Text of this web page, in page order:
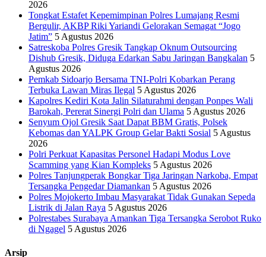
2026
Tongkat Estafet Kepemimpinan Polres Lumajang Resmi
Bergulir, AKBP Riki Yariandi Gelorakan Semagat “Jogo
Jatim” 5 Agustus 2026
Satreskoba Polres Gresik Tangkap Oknum Outsourcing
Dishub Gresik, Diduga Edarkan Sabu Jaringan Bangkalan 5
Agustus 2026
Pemkab Sidoarjo Bersama TNI-Polri Kobarkan Perang
Terbuka Lawan Miras Ilegal 5 Agustus 2026
Kapolres Kediri Kota Jalin Silaturahmi dengan Ponpes Wali
Barokah, Pererat Sinergi Polri dan Ulama 5 Agustus 2026
Senyum Ojol Gresik Saat Dapat BBM Gratis, Polsek
Kebomas dan YALPK Group Gelar Bakti Sosial 5 Agustus
2026
Polri Perkuat Kapasitas Personel Hadapi Modus Love
Scamming yang Kian Kompleks 5 Agustus 2026
Polres Tanjungperak Bongkar Tiga Jaringan Narkoba, Empat
Tersangka Pengedar Diamankan 5 Agustus 2026
Polres Mojokerto Imbau Masyarakat Tidak Gunakan Sepeda
Listrik di Jalan Raya 5 Agustus 2026
Polrestabes Surabaya Amankan Tiga Tersangka Serobot Ruko
di Ngagel 5 Agustus 2026
Arsip